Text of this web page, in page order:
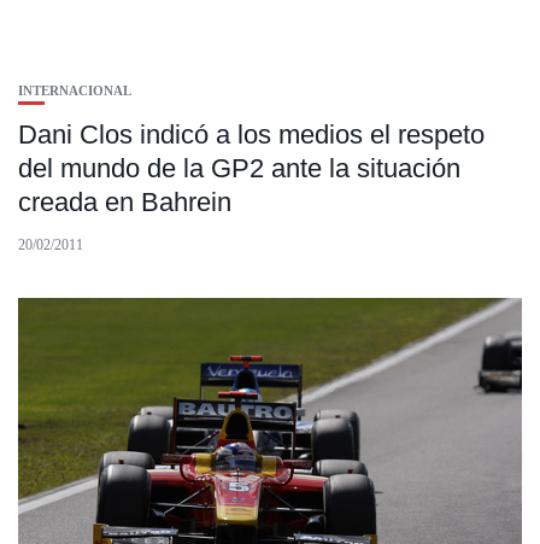
INTERNACIONAL
Dani Clos indicó a los medios el respeto
del mundo de la GP2 ante la situación
creada en Bahrein
20/02/2011